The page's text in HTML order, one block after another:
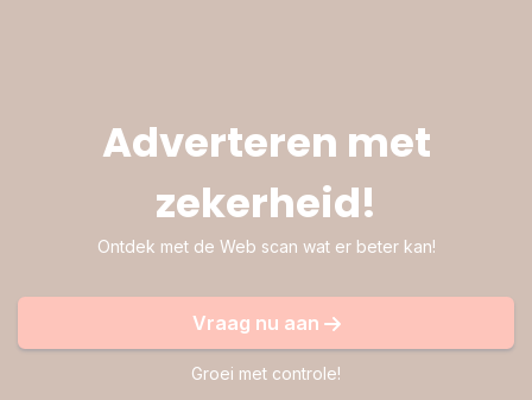
Adverteren met
zekerheid!
Ontdek met de Web scan wat er beter kan!
Vraag nu aan
Groei met controle!